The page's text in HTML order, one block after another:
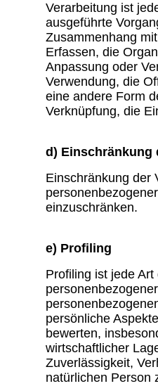
Verarbeitung ist
ausgeführte
Zusammenhang
Erfassen, die
Anpassung oder
Verwendung, die
eine andere Form
Verknüpfung, die
d) Einschränkung
Einschränkung der
einzuschränken.
e) Profiling
Profiling ist jede
persönliche
bewerten,
wirtschaftlicher
Zuverlässigkeit,
natürlichen Person